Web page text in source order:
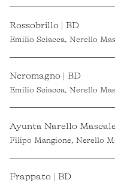
Rossobrillo | BD
Emilio Sciacca, Nerello
Neromagno | BD
Emilio Sciacca, Nerello
Ayunta Narello
Filipo Mangione, Nerello
Frappato | BD